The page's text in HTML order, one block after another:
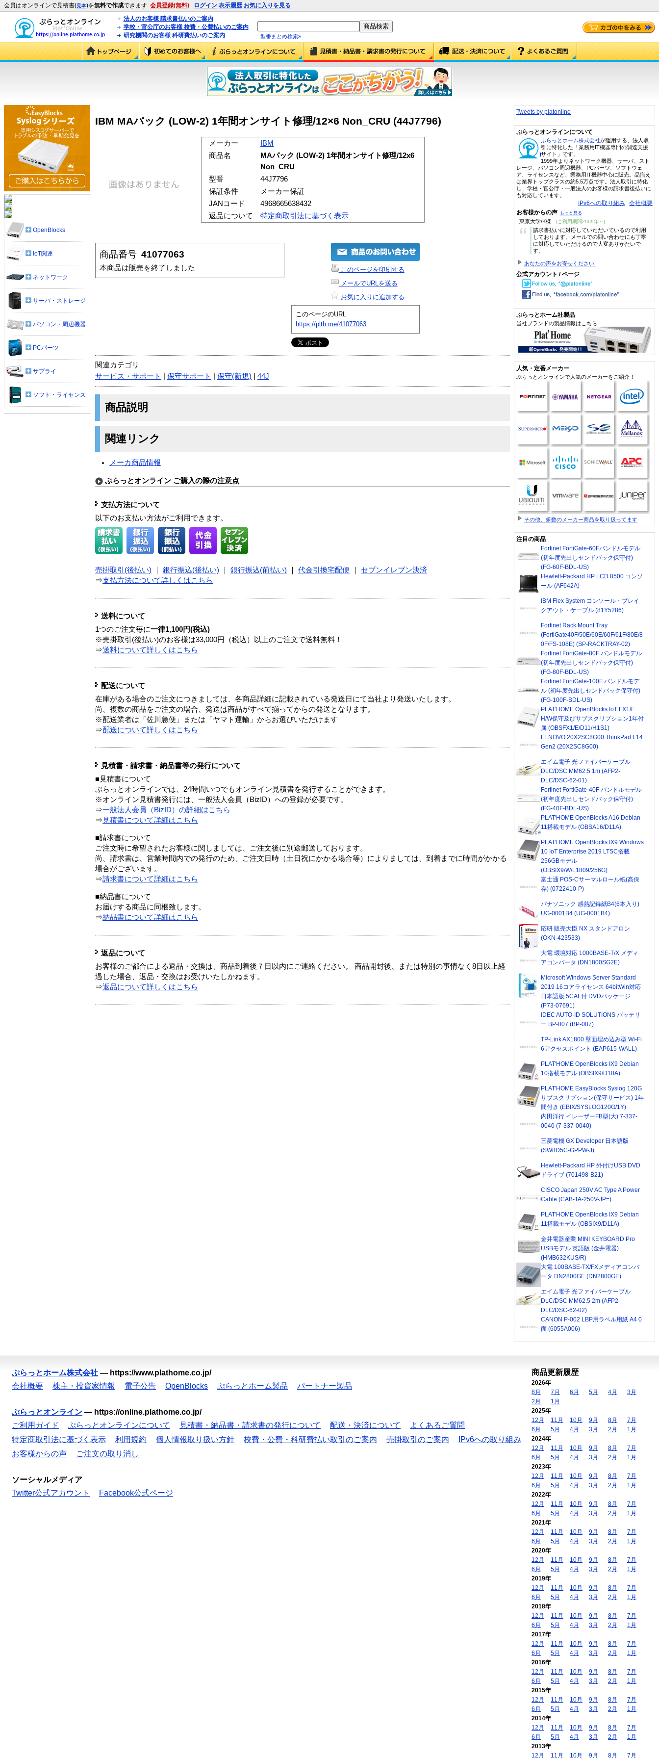
会員はオンラインで見積書(見本)を無料で作成できます 会員登録(無料) ログイン 表示履歴 お気に入りを見る
法人のお客様 請求書払いのご案内
学校・官公庁のお客様 校費・公費払いのご案内
研究機関のお客様 科研費払いのご案内
型番まとめ検索»
IBM MAパック (LOW-2) 1年間オンサイト修理/12×6 Non_CRU (44J7796)
メーカー
IBM
商品名
MAパック (LOW-2) 1年間オンサイト修理/12x6
Non_CRU
型番
44J7796
保証条件
メーカー保証
JANコード
4968665638432
返品について
特定商取引法に基づく表示
商品番号 41077063
本商品は販売を終了しました
このページを印刷する
メールでURLを送る
お気に入りに追加する
このページのURL
https://plth.me/41077063
関連カテゴリ
サービス・サポート
保守サポート 保守(新規) 44J
商品説明
関連リンク
メーカ商品情報
ぷらっとオンライン ご購入の際の注意点
支払方法について
以下のお支払い方法がご利用できます。
売掛取引(後払い) 銀行振込(後払い) 銀行振込(前払い) 代金引換宅配便
セブンイレブン決済
⇒支払方法について詳しくはこちら
送料について
1つのご注文毎に一律1,100円(税込)
※売掛取引(後払い)のお客様は33,000円（税込）以上のご注文で送料無料！
⇒送料について詳しくはこちら
配送について
在庫がある場合のご注文につきましては、各商品詳細に記載されている発送日にて当社より発送いたします。
尚、複数の商品をご注文の場合、発送は商品がすべて揃ってからの発送となります。
※配送業者は「佐川急便」または「ヤマト運輸」からお選びいただけます
⇒配送について詳しくはこちら
見積書・請求書・納品書等の発行について
■見積書について
ぷらっとオンラインでは、24時間いつでもオンライン見積書を発行することができます。
※オンライン見積書発行には、一般法人会員（BizID）への登録が必要です。
⇒一般法人会員（BizID）の詳細はこちら
⇒ 見積書について詳細はこちら
■請求書について
ご注文時に希望されたお客様に関しましては、ご注文後に別途郵送しております。
尚、請求書は、営業時間内での発行のため、ご注文日時（土日祝にかかる場合等）によりましては、到着までに時間がかかる
場合がございます。
⇒請求書について詳細はこちら
■納品書について
お届けする商品に同梱致します。
⇒納品書について詳細はこちら
返品について
お客様のご都合による返品・交換は、商品到着後７日以内にご連絡ください。 商品開封後、または特別の事情なく8日以上経
過した場合、返品・交換はお受けいたしかねます。
⇒返品について詳しくはこちら
OpenBlocks
IoT関連
ネットワーク
サーバ・ストレージ
パソコン・周辺機器
PCパーツ
サプライ
ソフト・ライセンス
Tweets by platonline
ぷらっとオンラインについて
ぷらっとホーム株式会社が運用する、法人取
引に特化した「業務用IT機器専門の調達支援
サイト」です。
1999年よりネットワーク機器、サーバ、スト
レージ、パソコン周辺機器、PCパーツ、ソフトウェ
ア、ライセンスなど、業務用IT機器中心に販売。品揃え
は業界トップクラスの約5.5万点です。法人取引に特化
し、学校・官公庁・一般法人のお客様の請求書後払いに
も対応しています。
IPv6への取り組み 会社概要
お客様からの声 もっと見る
東京大学/K様 (ご利用期間2009年～)
“
請求書払いに対応していただいているので利用
しております。メールでの問い合わせにも丁寧
に対応していただけるので大変ありがたいで
す。
あなたの声をお寄せください!
公式アカウント / ページ
ぷらっとホーム社製品
当社ブランドの製品情報はこちら
人気・定番メーカー
ぷらっとオンラインで人気のメーカーをご紹介！
その他、多数のメーカー商品を取り扱ってます
注目の商品
Fortinet FortiGate-60Fバンドルモデル
(初年度先出しセンドバック保守付)
(FG-60F-BDL-US)
Hewlett-Packard HP LCD 8500 コンソ
ール (AF642A)
IBM Flex System コンソール・ブレイ
クアウト・ケーブル (81Y5286)
Fortinet Rack Mount Tray
(FortiGate40F/50E/60E/60F/61F/80E/8
0F/FS-108E) (SP-RACKTRAY-02)
Fortinet FortiGate-80F バンドルモデル
(初年度先出しセンドバック保守付)
(FG-80F-BDL-US)
Fortinet FortiGate-100F バンドルモデ
ル (初年度先出しセンドバック保守付)
(FG-100F-BDL-US)
PLAT'HOME OpenBlocks IoT FX1/E
H/W保守及びサブスクリプション1年付
属 (OBSFX1/E/D11/H1S1)
LENOVO 20X2SC8G00 ThinkPad L14
Gen2 (20X2SC8G00)
エイム電子 光ファイバーケーブル
DLC/DSC MM62.5 1m (AFP2-
DLC/DSC-62-01)
Fortinet FortiGate-40F バンドルモデル
(初年度先出しセンドバック保守付)
(FG-40F-BDL-US)
PLAT'HOME OpenBlocks A16 Debian
11搭載モデル (OBSA16/D11A)
PLAT'HOME OpenBlocks IX9 Windows
10 IoT Enterprise 2019 LTSC搭載
256GBモデル
(OBSIX9/W/L1809/256G)
富士通 POS-Cサーマルロール紙(高保
存) (0722410-P)
パナソニック 感熱記録紙B4(6本入り)
UG-0001B4 (UG-0001B4)
応研 販売大臣 NX スタンドアロン
(OKN-423533)
大電 環境対応 1000BASE-T/X メディ
アコンバータ (DN1800SG2E)
Microsoft Windows Server Standard
2019 16コアライセンス 64bitWin対応
日本語版 5CAL付 DVDパッケージ
(P73-07691)
IDEC AUTO-ID SOLUTIONS バッテリ
ー BP-007 (BP-007)
TP-Link AX1800 壁面埋め込み型 Wi-Fi
6アクセスポイント (EAP615-WALL)
PLAT'HOME OpenBlocks IX9 Debian
10搭載モデル (OBSIX9/D10A)
PLAT'HOME EasyBlocks Syslog 120G
サブスクリプション(保守サービス) 1年
間付き (EBIX/SYSLOG120G/1Y)
内田洋行 イレーザーFB型(大) 7-337-
0040 (7-337-0040)
三菱電機 GX Developer 日本語版
(SW8D5C-GPPW-J)
Hewlett-Packard HP 外付けUSB DVD
ドライブ (701498-B21)
CISCO Japan 250V AC Type A Power
Cable (CAB-TA-250V-JP=)
PLAT'HOME OpenBlocks IX9 Debian
11搭載モデル (OBSIX9/D11A)
金井電器産業 MINI KEYBOARD Pro
USBモデル 英語版 (金井電器)
(HMB632KUS/R)
大電 100BASE-TX/FXメディアコンバ
ータ DN2800GE (DN2800GE)
エイム電子 光ファイバーケーブル
DLC/DSC MM62.5 2m (AFP2-
DLC/DSC-62-02)
CANON P-002 LBP用ラベル用紙 A4 0
面 (6055A006)
ぷらっとホーム株式会社 — https://www.plathome.co.jp/
会社概要
株主・投資家情報 電子公告 OpenBlocks ぷらっとホーム製品 パートナー製品
ぷらっとオンライン — https://online.plathome.co.jp/
ご利用ガイド
ぷらっとオンラインについて 見積書・納品書・請求書の発行について 配送・決済について
よくあるご質問
特定商取引法に基づく表示
利用規約 個人情報取り扱い方針 校費・公費・科研費払い取引のご案内 売掛取引のご案内
IPv6への取り組み
お客様からの声
ご注文の取り消し
ソーシャルメディア
Twitter公式アカウント
Facebook公式ページ
商品更新履歴
2026年
8月
7月 6月 5月 4月
3月
2月
1月
2025年
12月
11月 10月 9月 8月
7月
6月
5月 4月 3月 2月
1月
2024年
12月
11月 10月 9月 8月
7月
6月
5月 4月 3月 2月
1月
2023年
12月
11月 10月 9月 8月
7月
6月
5月 4月 3月 2月
1月
2022年
12月
11月 10月 9月 8月
7月
6月
5月 4月 3月 2月
1月
2021年
12月
11月 10月 9月 8月
7月
6月
5月 4月 3月 2月
1月
2020年
12月
11月 10月 9月 8月
7月
6月
5月 4月 3月 2月
1月
2019年
12月
11月 10月 9月 8月
7月
6月
5月 4月 3月 2月
1月
2018年
12月
11月 10月 9月 8月
7月
6月
5月 4月 3月 2月
1月
2017年
12月
11月 10月 9月 8月
7月
6月
5月 4月 3月 2月
1月
2016年
12月
11月 10月 9月 8月
7月
6月
5月 4月 3月 2月
1月
2015年
12月
11月 10月 9月 8月
7月
6月
5月 4月 3月 2月
1月
2014年
12月
11月 10月 9月 8月
7月
6月
5月 4月 3月 2月
1月
2013年
12月
11月 10月 9月 8月 7月